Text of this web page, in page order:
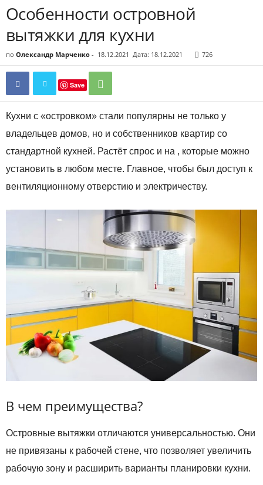
Особенности островной
вытяжки для кухни
по Олександр Марченко - 18.12.2021 Дата: 18.12.2021 726
Save
Кухни с «островком» стали популярны не только у
владельцев домов, но и собственников квартир со
стандартной кухней. Растёт спрос и на , которые можно
установить в любом месте. Главное, чтобы был доступ к
вентиляционному отверстию и электричеству.
В чем преимущества?
Островные вытяжки отличаются универсальностью. Они
не привязаны к рабочей стене, что позволяет увеличить
рабочую зону и расширить варианты планировки кухни.